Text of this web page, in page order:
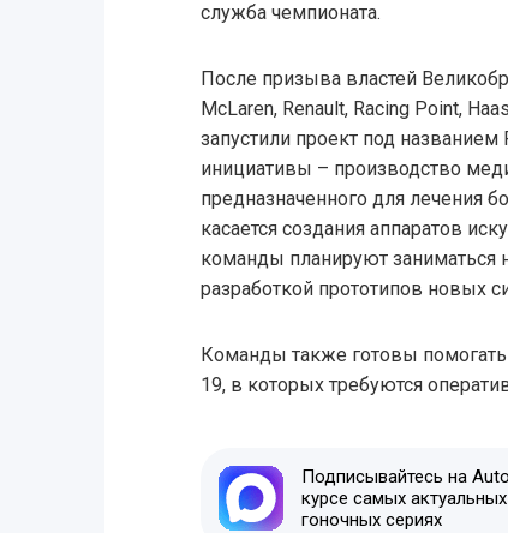
служба чемпионата.
После призыва властей
McLaren, Renault, Racing Point,
запустили проект под
инициативы – производство
предназначенного для лечения
касается создания аппаратов
команды планируют заниматься
разработкой прототипов новых
Команды также готовы помогать
19, в которых требуются
Подписывайтесь на
курсе самых
гоночных сериях